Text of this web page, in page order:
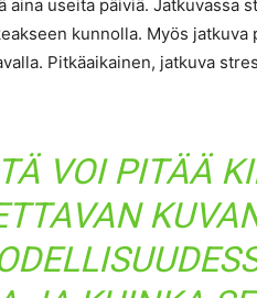
useita päiviä. Jatkuvassa
kunnolla. Myös jatkuva
Pitkäaikainen, jatkuva
VOI PITÄÄ